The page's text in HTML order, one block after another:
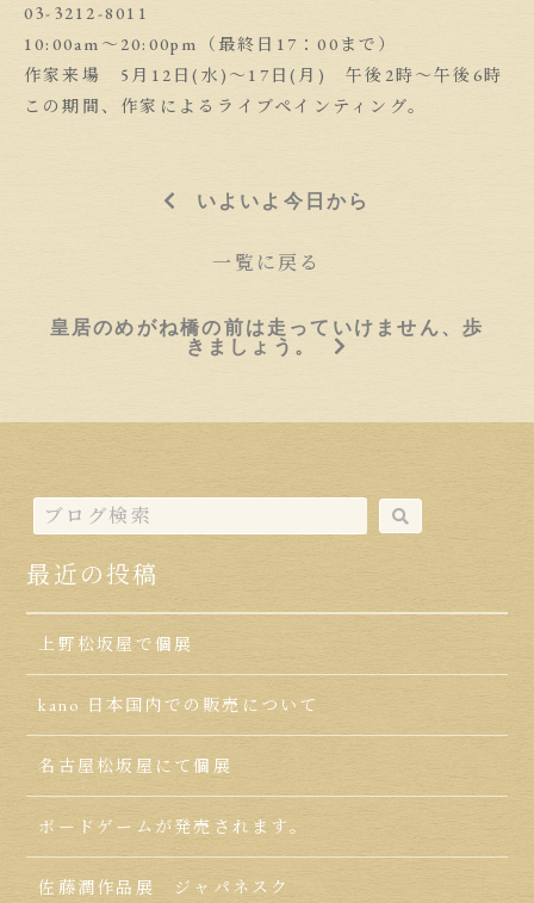
03-3212-8011
10:00am〜20:00pm（最終日17：00まで）
作家来場 5月12日(水)〜17日(月) 午後2時〜午後6時
この期間、作家によるライブペインティング。
いよいよ今日から
一覧に戻る
皇居のめがね橋の前は走っていけません、歩
きましょう。
最近の投稿
上野松坂屋で個展
kano 日本国内での販売について
名古屋松坂屋にて個展
ボードゲームが発売されます。
佐藤潤作品展 ジャパネスク